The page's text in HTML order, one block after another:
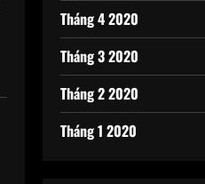
Tháng 4 2020
Tháng 3 2020
Tháng 2 2020
Tháng 1 2020